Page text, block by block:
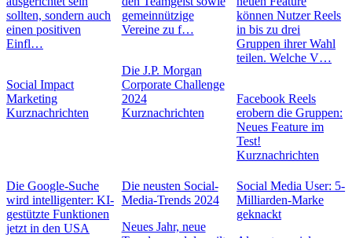
sollten, sondern auch
einen positiven
Einfl…
Social Impact
Marketing
Kurznachrichten
gemeinnützige
Vereine zu f…
Die J.P. Morgan
Corporate Challenge
2024
Kurznachrichten
können Nutzer Reels
in bis zu drei
Gruppen ihrer Wahl
teilen. Welche V…
Facebook Reels
erobern die Gruppen:
Neues Feature im
Test!
Kurznachrichten
Die Google-Suche
wird intelligenter: KI-
gestützte Funktionen
jetzt in den USA
Die neusten Social-
Media-Trends 2024
Neues Jahr, neue
Social Media User: 5-
Milliarden-Marke
geknackt